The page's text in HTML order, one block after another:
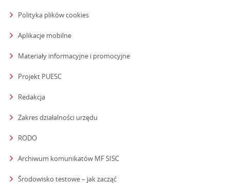
Polityka plików cookies
Aplikacje mobilne
Materiały informacyjne i promocyjne
Projekt PUESC
Redakcja
Zakres działalności urzędu
RODO
Archiwum komunikatów MF SISC
Środowisko testowe – jak zacząćstrona otwiera się w nowym oknie